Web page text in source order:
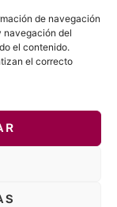
de navegación
navegación del
el contenido.
el correcto
arte, historia,
entorno